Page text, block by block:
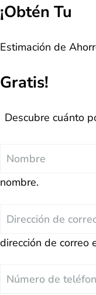
¡Obtén Tu
Estimación de
Gratis!
Descubre cuánto
Nombre
nombre.
Correo
dirección de correo
Teléfono